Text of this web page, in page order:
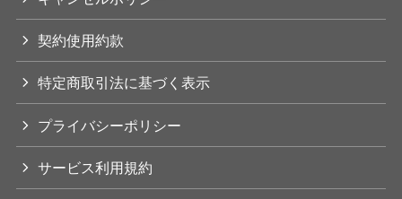
契約使用約款
特定商取引法に基づく表示
プライバシーポリシー
サービス利用規約